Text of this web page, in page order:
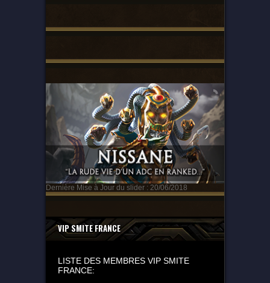
Dernière Mise à Jour du slider : 20/06/2018
VIP SMITE FRANCE
LISTE DES MEMBRES VIP SMITE
FRANCE: